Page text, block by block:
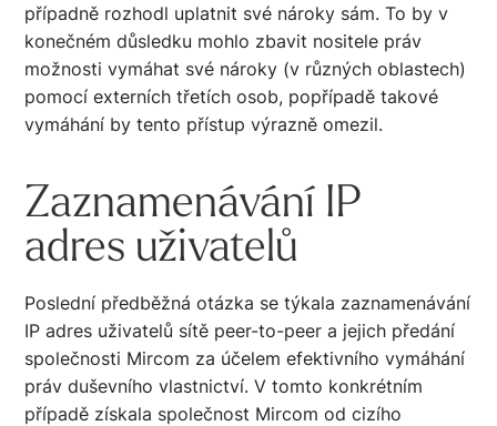
případně rozhodl uplatnit své nároky sám. To by v
konečném důsledku mohlo zbavit nositele práv
možnosti vymáhat své nároky (v různých oblastech)
pomocí externích třetích osob, popřípadě takové
vymáhání by tento přístup výrazně omezil.
Zaznamenávání IP
adres uživatelů
Poslední předběžná otázka se týkala zaznamenávání
IP adres uživatelů sítě peer-to-peer a jejich předání
společnosti Mircom za účelem efektivního vymáhání
práv duševního vlastnictví. V tomto konkrétním
případě získala společnost Mircom od cizího